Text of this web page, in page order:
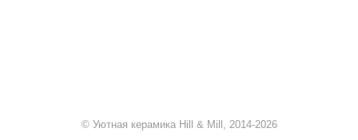
© Уютная керамика Hill & Mill, 2014-2026